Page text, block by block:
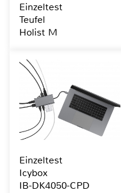
Einzeltest
Teufel
Holist M
Einzeltest
Icybox
IB-DK4050-CPD